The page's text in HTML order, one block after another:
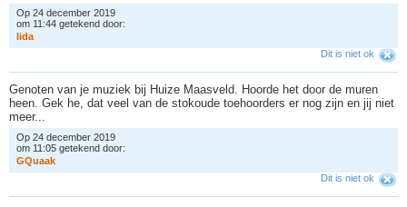
Op 24 december 2019
om 11:44 getekend door:
lida
Dit is niet ok
Genoten van je muziek bij Huize Maasveld. Hoorde het door de muren
heen. Gek he, dat veel van de stokoude toehoorders er nog zijn en jij niet
meer...
Op 24 december 2019
om 11:05 getekend door:
GQuaak
Dit is niet ok